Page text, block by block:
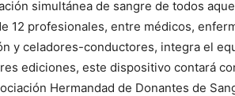
simultánea de sangre de todos
12 profesionales, entre médicos,
y celadores-conductores, integra el
ediciones, este dispositivo contará
Hermandad de Donantes de